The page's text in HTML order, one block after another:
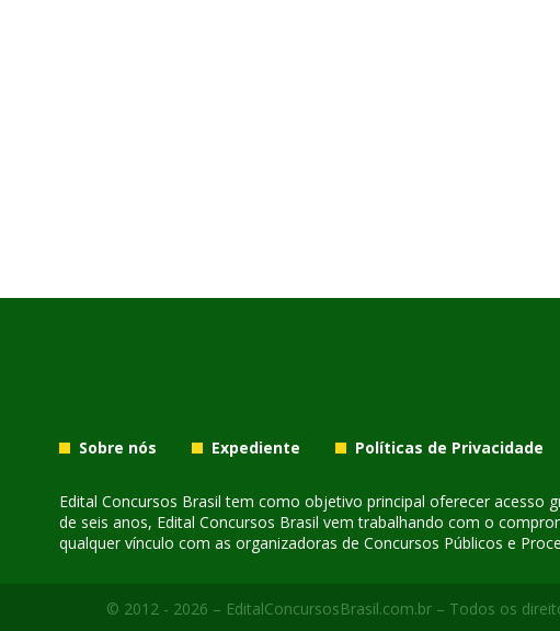
Sobre nós Expediente Políticas de Privacidade
Edital Concursos Brasil tem como objetivo principal oferecer
de seis anos, Edital Concursos Brasil vem trabalhando com o
qualquer vínculo com as organizadoras de Concursos Públicos e
© 2012 - 2026 – EditalConcursosBrasil.com.br – Todos os